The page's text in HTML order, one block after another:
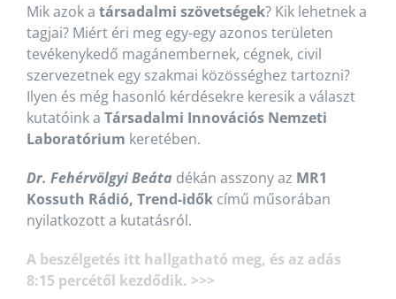
Mik azok a társadalmi szövetségek? Kik lehetnek a
tagjai? Miért éri meg egy-egy azonos területen
tevékenykedő magánembernek, cégnek, civil
szervezetnek egy szakmai közösséghez tartozni?
Ilyen és még hasonló kérdésekre keresik a választ
kutatóink a Társadalmi Innovációs Nemzeti
Laboratórium keretében.
Dr. Fehérvölgyi Beáta dékán asszony az MR1
Kossuth Rádió, Trend-időkcímű műsorában
nyilatkozott a kutatásról.
A beszélgetés itt hallgatható meg, és az adás
8:15 percétől kezdődik. >>>